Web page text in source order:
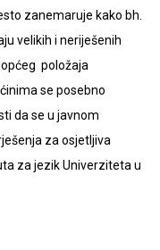
zanemaruje kako bh.
velikih i neriješenih
položaja
se posebno
da se u javnom
za osjetljiva
za jezik Univerziteta u